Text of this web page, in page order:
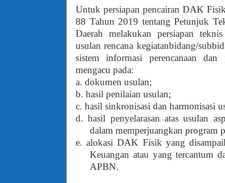
Untuk persiapan pencairan DAK
88 Tahun 2019 tentang Petunjuk
Daerah melakukan persiapan
usulan rencana kegiatanbidang/
sistem informasi perencanaan dan
mengacu pada:
a. dokumen usulan;
b. hasil penilaian usulan;
c. hasil sinkronisasi dan harmonisasi
d. hasil penyelarasan atas usulan
dalam memperjuangkan program
e. alokasi DAK Fisik yang
Keuangan atau yang tercantum
APBN.